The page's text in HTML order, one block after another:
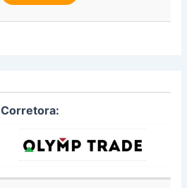
Corretora: